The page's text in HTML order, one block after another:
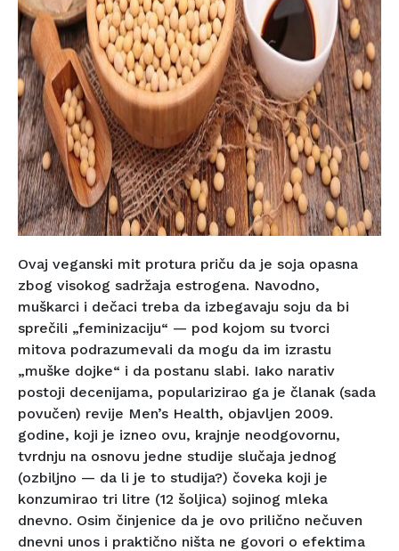
Ovaj veganski mit protura priču da je soja opasna
zbog visokog sadržaja estrogena. Navodno,
muškarci i dečaci treba da izbegavaju soju da bi
sprečili „feminizaciju“ — pod kojom su tvorci
mitova podrazumevali da mogu da im izrastu
„muške dojke“ i da postanu slabi. Iako narativ
postoji decenijama, popularizirao ga je članak (sada
povučen) revije Men’s Health, objavljen 2009.
godine, koji je izneo ovu, krajnje neodgovornu,
tvrdnju na osnovu jedne studije slučaja jednog
(ozbiljno — da li je to studija?) čoveka koji je
konzumirao tri litre (12 šoljica) sojinog mleka
dnevno. Osim činjenice da je ovo prilično nečuven
dnevni unos i praktično ništa ne govori o efektima